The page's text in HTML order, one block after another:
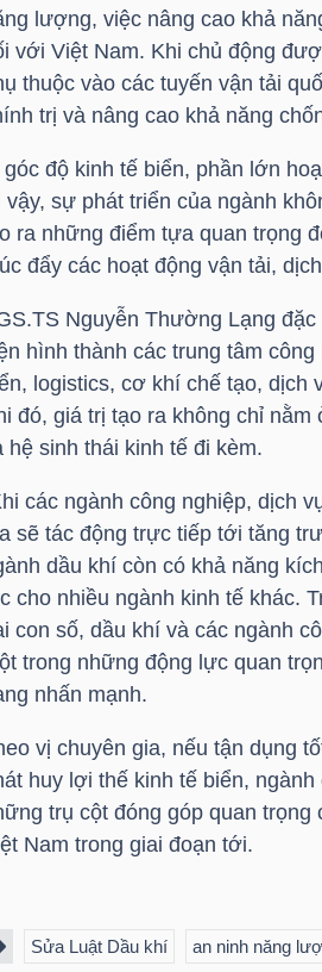
lượng, việc nâng cao khả
với Việt Nam. Khi chủ động
thuộc vào các tuyến vận tải
trị và nâng cao khả năng
góc độ kinh tế biển, phần lớn
vậy, sự phát triển của ngành
ra những điểm tựa quan trọng
đẩy các hoạt động vận tải,
Nguyễn Thường Lạng
hình thành các trung tâm
logistics, cơ khí chế tạo, dịch
đó, giá trị tạo ra không chỉ
hệ sinh thái kinh tế đi kèm.
các ngành công nghiệp, dịch
sẽ tác động trực tiếp tới tăng
dầu khí còn có khả năng
cho nhiều ngành kinh tế khác.
con số, dầu khí và các ngành
trong những động lực quan
nhấn mạnh.
vị chuyên gia, nếu tận dụng
huy lợi thế kinh tế biển,
trụ cột đóng góp quan
Nam trong giai đoạn tới.
Sửa Luật Dầu khí an ninh năng